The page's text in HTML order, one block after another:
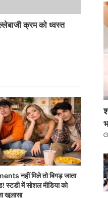
क्रम को ध्वस्त
नहीं मिले तो बिगड़ जाता
स्टडी में सोशल मीडिया को
खुलासा